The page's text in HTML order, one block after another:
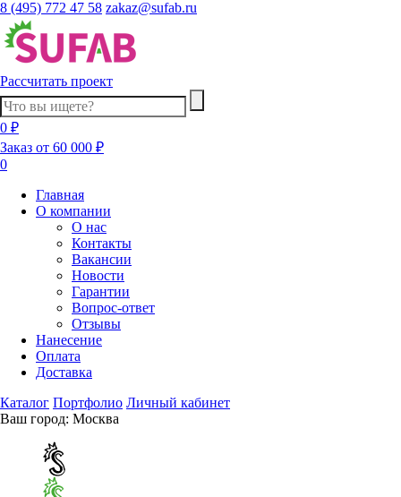
8 (495) 772 47 58 zakaz@sufab.ru
Рассчитать проект
0 ₽
Заказ от 60 000 ₽
0
Главная
О компании
О нас
Контакты
Вакансии
Новости
Гарантии
Вопрос-ответ
Отзывы
Нанесение
Оплата
Доставка
Каталог Портфолио Личный кабинет
Ваш город: Москва